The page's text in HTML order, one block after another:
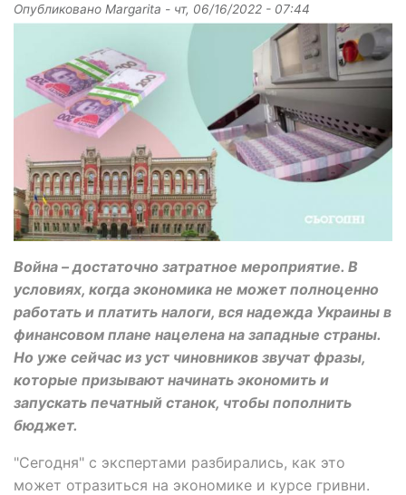
Опубликовано Margarita - чт, 06/16/2022 - 07:44
Война – достаточно затратное мероприятие. В
условиях, когда экономика не может полноценно
работать и платить налоги, вся надежда Украины в
финансовом плане нацелена на западные страны.
Но уже сейчас из уст чиновников звучат фразы,
которые призывают начинать экономить и
запускать печатный станок, чтобы пополнить
бюджет.
"Сегодня" с экспертами разбирались, как это
может отразиться на экономике и курсе гривни.